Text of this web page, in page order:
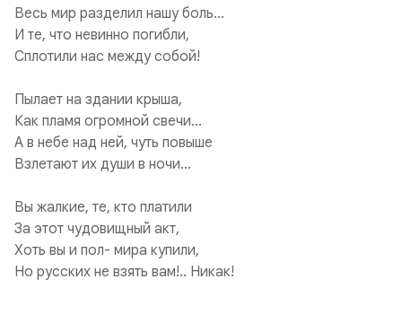
Весь мир разделил нашу боль...
И те, что невинно погибли,
Сплотили нас между собой!
Пылает на здании крыша,
Как пламя огромной свечи...
А в небе над ней, чуть повыше
Взлетают их души в ночи...
Вы жалкие, те, кто платили
За этот чудовищный акт,
Хоть вы и пол- мира купили,
Но русских не взять вам!.. Никак!